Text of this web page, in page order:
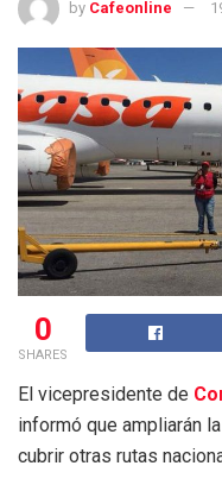
by Cafeonline
0
SHARES
El vicepresidente de
informó que ampliarán
cubrir otras rutas